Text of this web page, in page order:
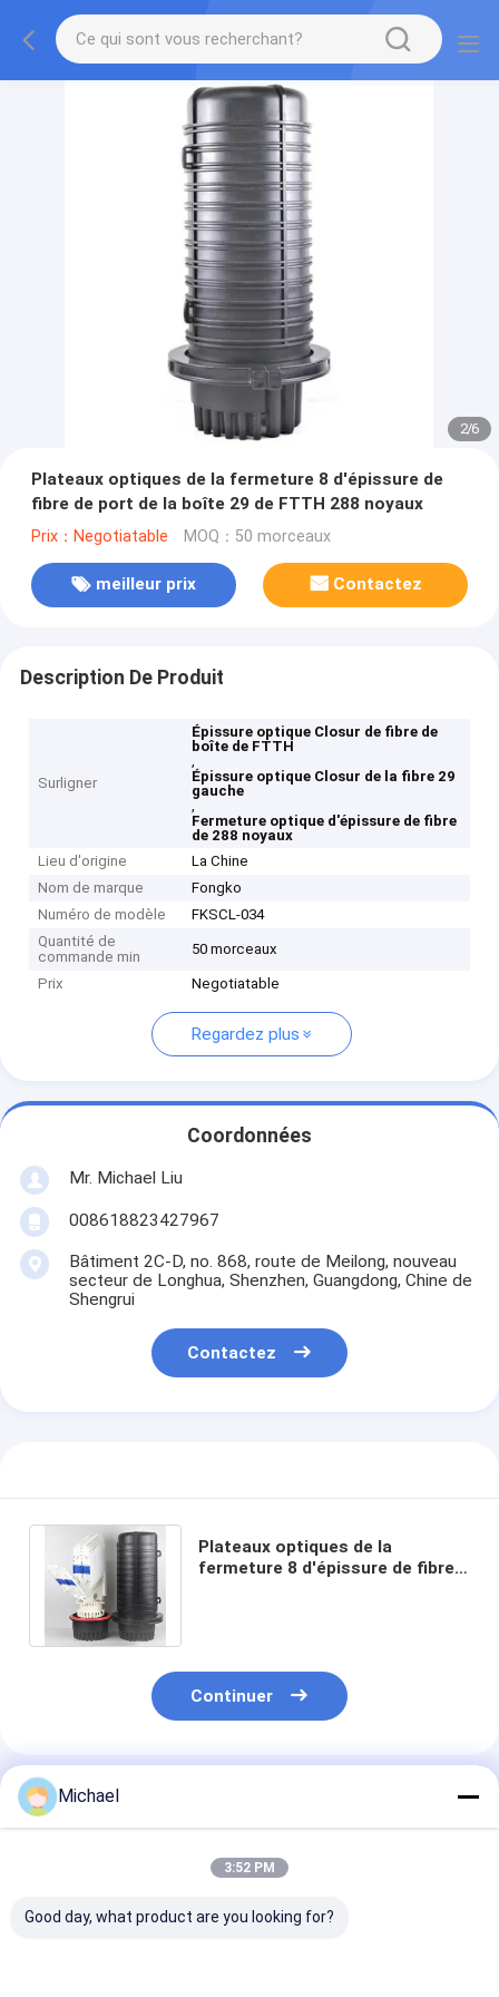
3/6
Plateaux optiques de la fermeture 8 d'épissure de
fibre de port de la boîte 29 de FTTH 288 noyaux
Prix：Negotiatable MOQ：50 morceaux
meilleur prix Contactez
Description De Produit
Surligner
Épissure optique Closur de fibre de
boîte de FTTH
,
Épissure optique Closur de la fibre 29
gauche
,
Fermeture optique d'épissure de fibre
de 288 noyaux
Lieu d'origine
La Chine
Nom de marque
Fongko
Numéro de modèle
FKSCL-034
Quantité de
commande min
50 morceaux
Prix Negotiatable
Regardez plus
Coordonnées
Mr. Michael Liu
008618823427967
Bâtiment 2C-D, no. 868, route de Meilong, nouveau
secteur de Longhua, Shenzhen, Guangdong, Chine de
Shengrui
Contactez
Plateaux optiques de la
fermeture 8 d'épissure de fibre
Continuer
Produits Recommandés
Michael
3:52 PM
Good day, what product are you looking for?